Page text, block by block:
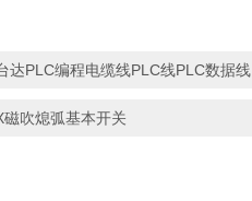
达PLC编程电缆线PLC线PLC数据线
磁吹熄弧基本开关